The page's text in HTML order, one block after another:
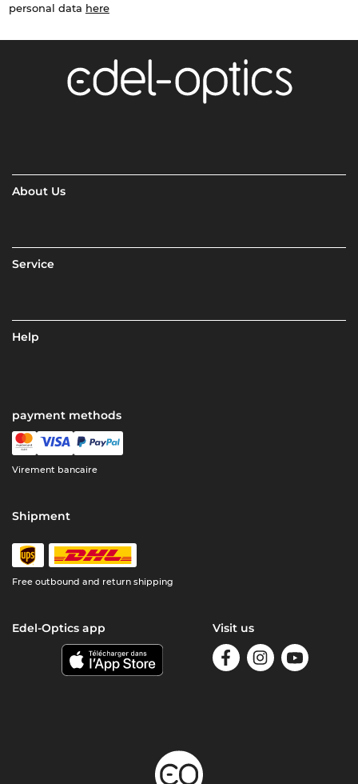
personal data here
About Us
Service
Help
payment methods
Virement bancaire
Shipment
Free outbound and return shipping
Edel-Optics app Visit us